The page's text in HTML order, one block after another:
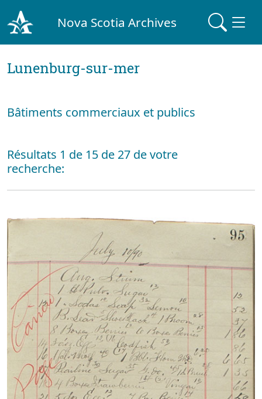
Nova Scotia Archives
Lunenburg-sur-mer
Bâtiments commerciaux et publics
Résultats 1 de 15 de 27 de votre
recherche: